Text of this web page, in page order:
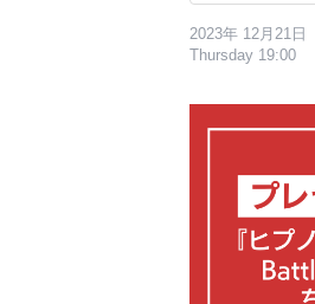
2023年 12月21日
Thursday 19:00